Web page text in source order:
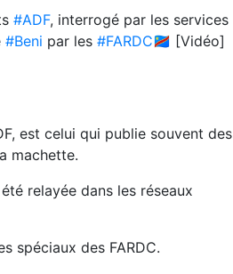
#ADF, interrogé par les services
#Beni par les #FARDC🇨🇩 [Vidéo]
est celui qui publie souvent des
machette.
relayée dans les réseaux
spéciaux des FARDC.